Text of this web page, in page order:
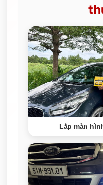
Lắp màn